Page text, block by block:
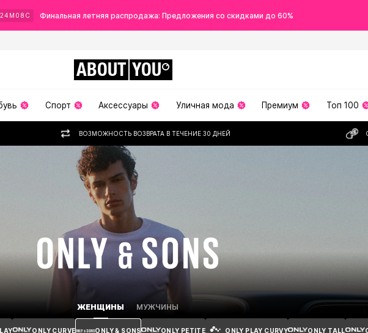
24 М 07 С Финальная летняя распродажа: Предложения со скидками до 60%
ABOUT YOU
Спорт Аксессуары Уличная мода Премиум Топ 100
ВОЗМОЖНОСТЬ ВОЗВРАТА В ТЕЧЕНИЕ 30 ДНЕЙ
ЖЕНЩИНЫ МУЖЧИНЫ
ONLY CURVE ONLY & SONS ONLY PETITE ONLY PLAY CURVY ONLY TALL